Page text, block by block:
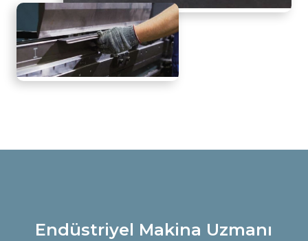
Endüstriyel Makina Uzmanı